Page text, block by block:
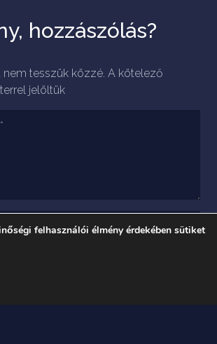
hozzászólás?
tesszük közzé. A kötelező
jelöltük
felhasználói élmény érdekében sütiket